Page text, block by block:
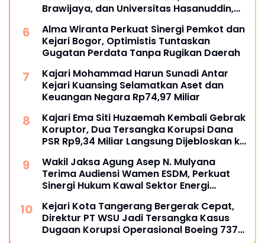
Brawijaya, dan Universitas Hasanuddin,
Tempuh Pendidikan Doktor (S3) Hukum
Alma Wiranta Perkuat Sinergi Pemkot dan
Kejari Bogor, Optimistis Tuntaskan
Gugatan Perdata Tanpa Rugikan Daerah
Kajari Mohammad Harun Sunadi Antar
Kejari Kuansing Selamatkan Aset dan
Keuangan Negara Rp74,97 Miliar
Kajari Ema Siti Huzaemah Kembali Gebrak
Koruptor, Dua Tersangka Korupsi Dana
PSR Rp9,34 Miliar Langsung Dijebloskan ke
Wakil Jaksa Agung Asep N. Mulyana
Terima Audiensi Wamen ESDM, Perkuat
Sinergi Hukum Kawal Sektor Energi
Kejari Kota Tangerang Bergerak Cepat,
Direktur PT WSU Jadi Tersangka Kasus
Dugaan Korupsi Operasional Boeing 737-